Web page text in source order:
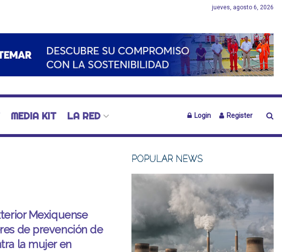
jueves, agosto 6, 2026
MEDIA KIT LA RED Login Register
Mexiquense
de prevención de
la mujer en
POPULAR NEWS